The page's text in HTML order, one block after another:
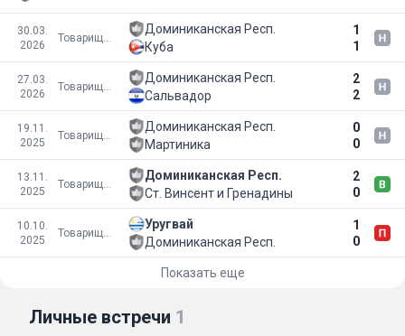
30.03.
2026
Доминиканская Респ.
1
1
Куба
27.03.
2026
Доминиканская Респ.
2
2
Сальвадор
19.11.
2025
Доминиканская Респ.
0
0
Мартиника
13.11.
2025
Доминиканская Респ.
2
0
Ст. Винсент и Гренадины
10.10.
2025
Уругвай
1
0
Доминиканская Респ.
Показать еще
Личные встречи 1